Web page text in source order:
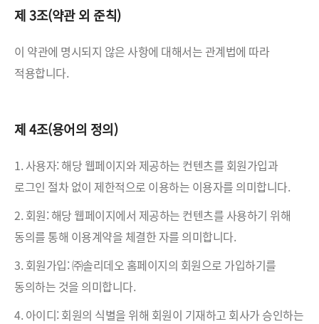
제 3조(약관 외 준칙)
이 약관에 명시되지 않은 사항에 대해서는 관계법에 따라
적용합니다.
제 4조(용어의 정의)
1. 사용자: 해당 웹페이지와 제공하는 컨텐츠를 회원가입과
로그인 절차 없이 제한적으로 이용하는 이용자를 의미합니다.
2. 회원: 해당 웹페이지에서 제공하는 컨텐츠를 사용하기 위해
동의를 통해 이용계약을 체결한 자를 의미합니다.
3. 회원가입: ㈜솔리데오 홈페이지의 회원으로 가입하기를
동의하는 것을 의미합니다.
4. 아이디: 회원의 식별을 위해 회원이 기재하고 회사가 승인하는